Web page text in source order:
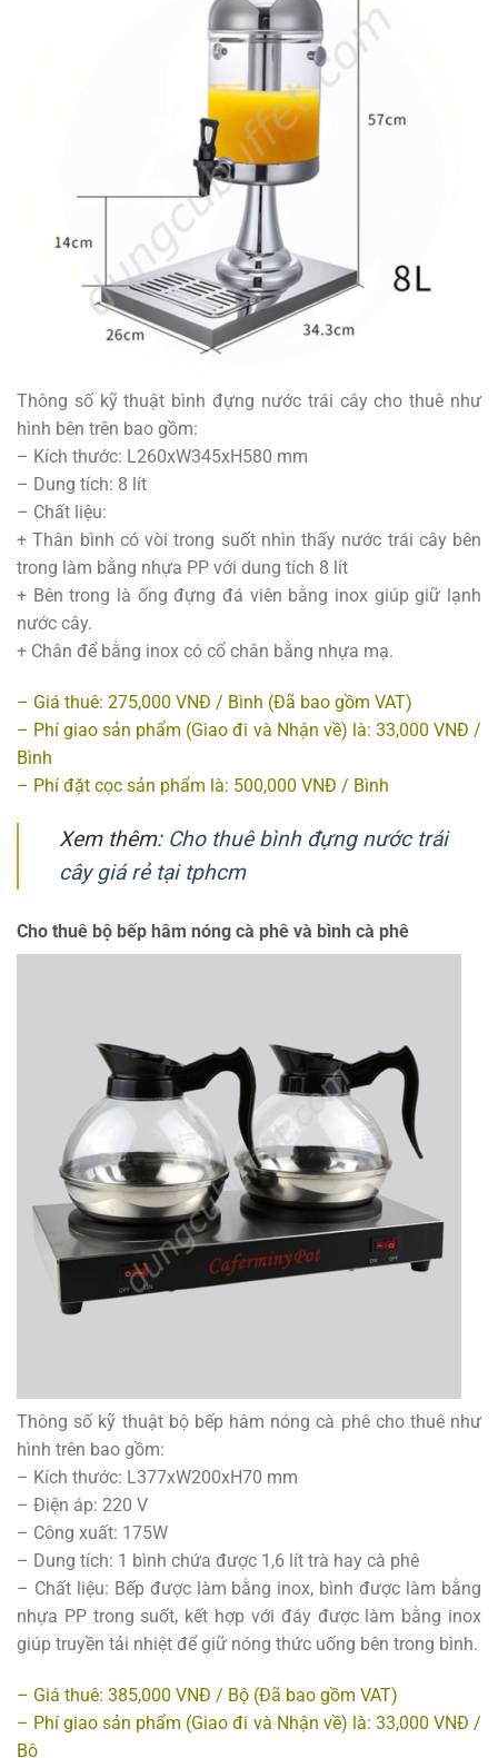
Thông số kỹ thuật bình đựng nước trái cây cho thuê như
hình bên trên bao gồm:
– Kích thước: L260xW345xH580 mm
– Dung tích: 8 lít
– Chất liệu:
+ Thân bình có vòi trong suốt nhìn thấy nước trái cây bên
trong làm bằng nhựa PP với dung tích 8 lít
+ Bên trong là ống đựng đá viên bằng inox giúp giữ lạnh
nước cây.
+ Chân để bằng inox có cổ chân bằng nhựa mạ.
– Giá thuê: 275,000 VNĐ / Bình (Đã bao gồm VAT)
– Phí giao sản phẩm (Giao đi và Nhận về) là: 33,000 VNĐ /
Bình
– Phí đặt cọc sản phẩm là: 500,000 VNĐ / Bình
Xem thêm: Cho thuê bình đựng nước trái
cây giá rẻ tại tphcm
Cho thuê bộ bếp hâm nóng cà phê và bình cà phê
Thông số kỹ thuật bộ bếp hâm nóng cà phê cho thuê như
hình trên bao gồm:
– Kích thước: L377xW200xH70 mm
– Điện áp: 220 V
– Công xuất: 175W
– Dung tích: 1 bình chứa được 1,6 lít trà hay cà phê
– Chất liệu: Bếp được làm bằng inox, bình được làm bằng
nhựa PP trong suốt, kết hợp với đáy được làm bằng inox
giúp truyền tải nhiệt để giữ nóng thức uống bên trong bình.
– Giá thuê: 385,000 VNĐ / Bộ (Đã bao gồm VAT)
– Phí giao sản phẩm (Giao đi và Nhận về) là: 33,000 VNĐ /
Bộ